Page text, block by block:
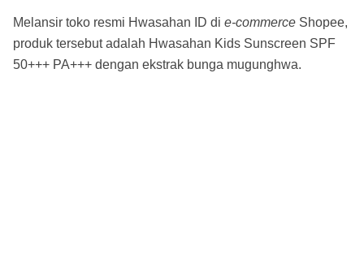
Melansir toko resmi Hwasahan ID di e-commerce Shopee,
produk tersebut adalah Hwasahan Kids Sunscreen SPF
50+++ PA+++ dengan ekstrak bunga mugunghwa.